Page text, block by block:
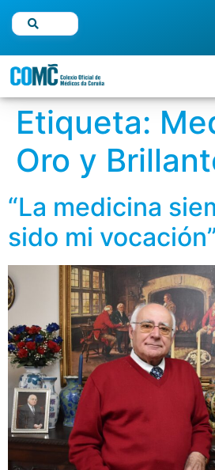
Etiqueta:
Oro y
“La medicina
sido mi vocación”